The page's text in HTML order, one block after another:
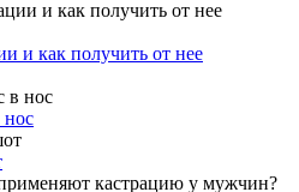
и как получить от нее
нос